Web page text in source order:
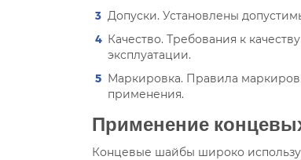
Допуски. Установлены
Качество. Требования к
эксплуатации.
Маркировка. Правила
применения.
Применение
Концевые шайбы широко